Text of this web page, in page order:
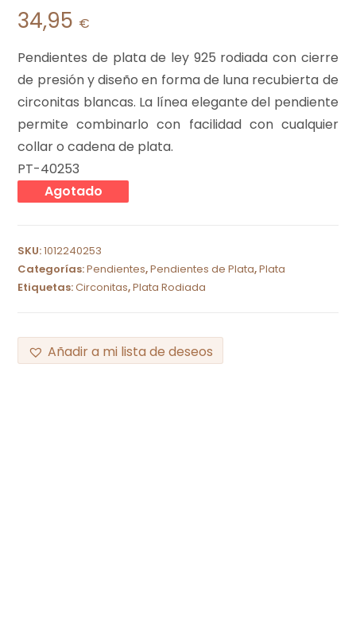
34,95 €
Pendientes de plata de ley 925 rodiada con cierre
de presión y diseño en forma de luna recubierta de
circonitas blancas. La línea elegante del pendiente
permite combinarlo con facilidad con cualquier
collar o cadena de plata.
PT-40253
Agotado
SKU:1012240253
Categorías:Pendientes,Pendientes de Plata,Plata
Etiquetas:Circonitas,Plata Rodiada
Añadir a mi lista de deseos